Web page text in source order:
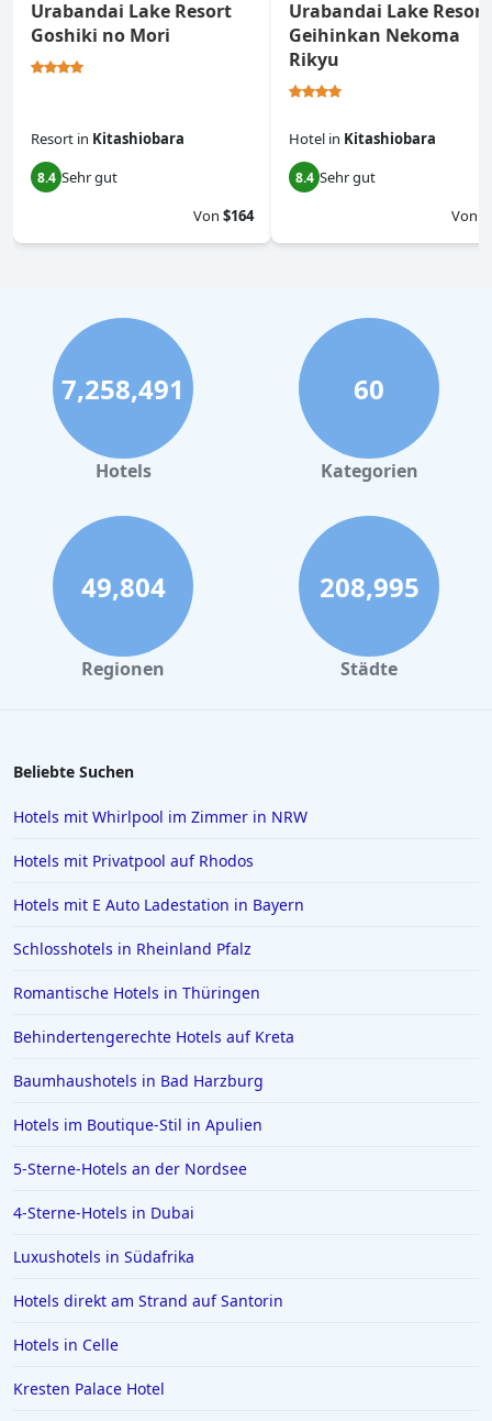
Urabandai Lake Resort
Goshiki no Mori
Resort in Kitashiobara
8.4 Sehr gut
Von $164
Urabandai Lake Resort
Geihinkan Nekoma
Rikyu
Hotel in Kitashiobara
8.4 Sehr gut
Von
7,258,491
Hotels
60
Kategorien
49,804
Regionen
208,995
Städte
Beliebte Suchen
Hotels mit Whirlpool im Zimmer in NRW
Hotels mit Privatpool auf Rhodos
Hotels mit E Auto Ladestation in Bayern
Schlosshotels in Rheinland Pfalz
Romantische Hotels in Thüringen
Behindertengerechte Hotels auf Kreta
Baumhaushotels in Bad Harzburg
Hotels im Boutique-Stil in Apulien
5-Sterne-Hotels an der Nordsee
4-Sterne-Hotels in Dubai
Luxushotels in Südafrika
Hotels direkt am Strand auf Santorin
Hotels in Celle
Kresten Palace Hotel